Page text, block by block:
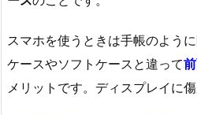
スマホを使うときは手帳のよう
ケースやソフトケースと違って
メリットです。ディスプレイに